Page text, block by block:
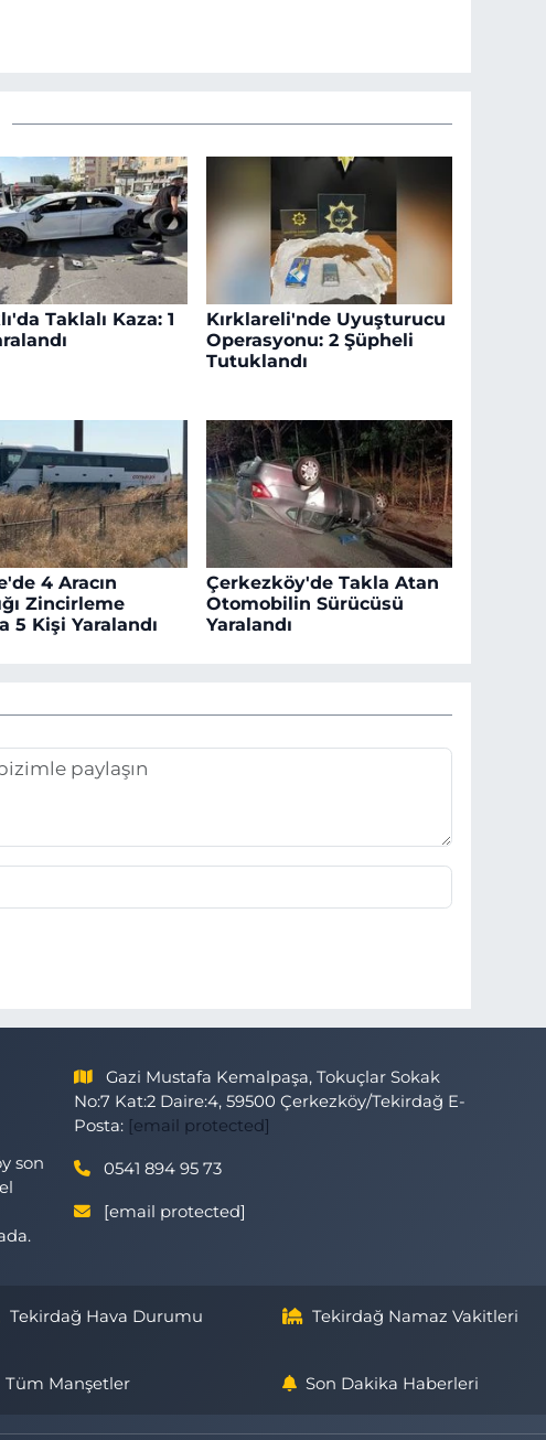
Taklalı Kaza: 1
Kırklareli'nde Uyuşturucu
Operasyonu: 2 Şüpheli
Tutuklandı
4 Aracın
Zincirleme
5 Kişi Yaralandı
Çerkezköy'de Takla Atan
Otomobilin Sürücüsü
Yaralandı
son
Gazi Mustafa Kemalpaşa, Tokuçlar Sokak
No:7 Kat:2 Daire:4, 59500 Çerkezköy/Tekirdağ E-
Posta: [email protected]
0541 894 95 73
[email protected]
Tekirdağ Hava Durumu Tekirdağ Namaz Vakitleri
Tüm Manşetler Son Dakika Haberleri